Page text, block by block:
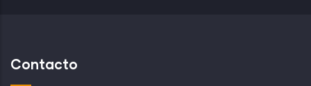
Contacto